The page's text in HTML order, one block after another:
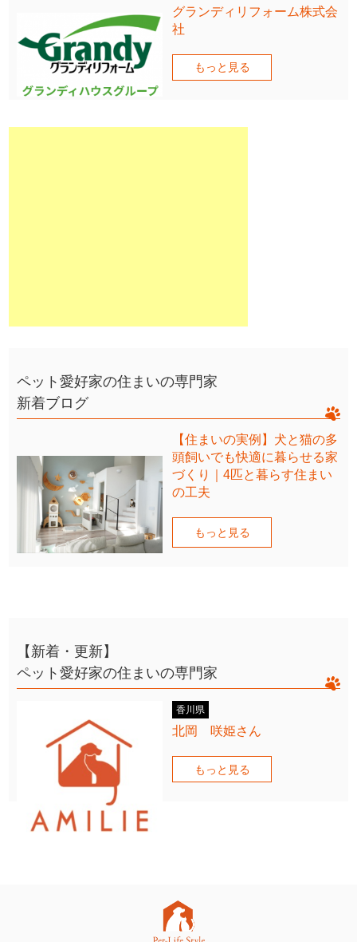
グランディリフォーム株式会
社
もっと見る
ペット愛好家の住まいの専門家
新着ブログ
【住まいの実例】犬と猫の多
頭飼いでも快適に暮らせる家
づくり｜4匹と暮らす住まい
の工夫
もっと見る
【新着・更新】
ペット愛好家の住まいの専門家
香川県
北岡 咲姫さん
もっと見る